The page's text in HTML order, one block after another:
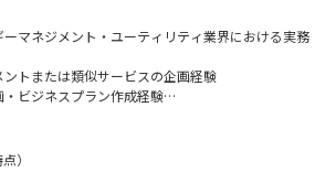
の設計・開発を手がける、米国本社ZettaJoule Inc.
ス炉技術を大切に守りながら、これをさらに発展
ーソリューションの世界標準へと高めることを
盤と英知を礎に国内外での持続可能なエネルギー
とともに、日本の原子力産業ひいては日本全体の
を強く志しています。
ト領域の中長期プロダクト戦略策定・市場調査・
査
査・分析・新規事業・新サービスの企画立案・ビ
発
ーマネジメント・ユーティリティ業界における実務
ントまたは類似サービスの企画経験
・ビジネスプラン作成経験
ント経験
調整力
本語力
）